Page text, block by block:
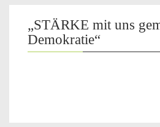
„STÄRKE mit uns
Demokratie“